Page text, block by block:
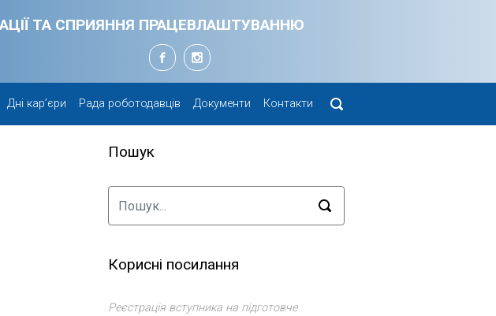
ТА СПРИЯННЯ ПРАЦЕВЛАШТУВАННЮ
Дні кар’єри Рада роботодавців Документи Контакти
Пошук
Корисні посилання
Реєстрація вступника на підготовче